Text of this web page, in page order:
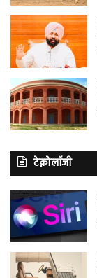
टेक्नोलॉजी